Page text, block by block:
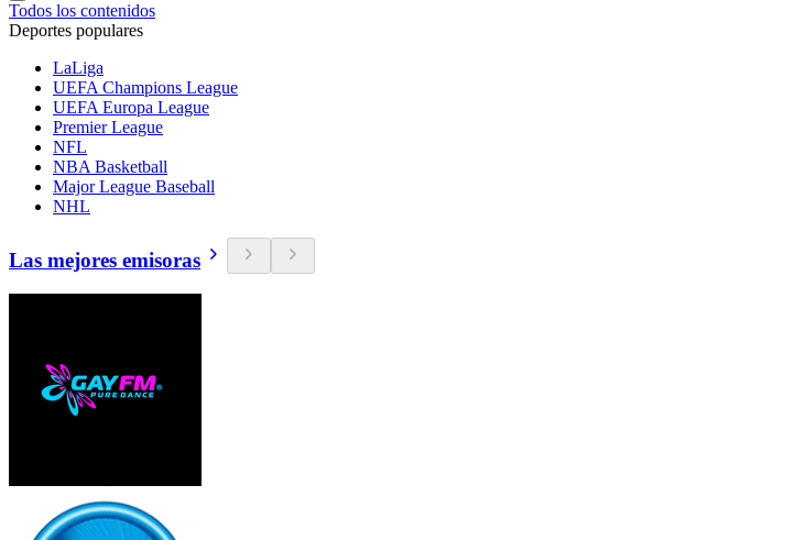
Todos los contenidos
Deportes populares
LaLiga
UEFA Champions League
UEFA Europa League
Premier League
NFL
NBA Basketball
Major League Baseball
NHL
Las mejores emisoras